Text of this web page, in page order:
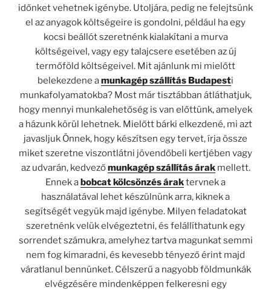
időnket vehetnek igénybe. Utoljára, pedig ne felejtsünk
el az anyagok költségeire is gondolni, például ha egy
kocsi beállót szeretnénk kialakítani a murva
költségeivel, vagy egy talajcsere esetében az új
termőföld költségeivel. Mit ajánlunk mi mielőtt
belekezdene amunkagép szállítás Budapesti
munkafolyamatokba? Most már tisztábban átláthatjuk,
hogy mennyi munkalehetőség is van előttünk, amelyek
a házunk körül lehetnek. Mielőtt bárki elkezdené, mi azt
javasljuk Önnek, hogy készítsen egy tervet, írja össze
miket szeretne viszontlátni jövendőbeli kertjében vagy
az udvarán, kedvezőmunkagép szállítás árakmellett.
Ennek a bobcat kölcsönzés áraktervnek a
használatával lehet készülnünk arra, kiknek a
segítségét vegyük majd igénybe. Milyen feladatokat
szeretnénk velük elvégeztetni, és felállíthatunk egy
sorrendet számukra, amelyhez tartva magunkat semmi
nem fog kimaradni, és kevesebb tényező érint majd
váratlanul bennünket. Célszerű a nagyobb földmunkák
elvégzésére mindenképpen felkeresni egy